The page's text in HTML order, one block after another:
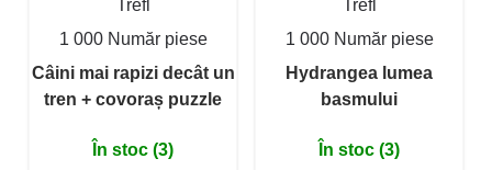
Trefl
1 000 Număr piese
Câini mai rapizi decât un
tren + covoraș puzzle
În stoc (3)
Trefl
1 000 Număr piese
Hydrangea lumea
basmului
În stoc (3)